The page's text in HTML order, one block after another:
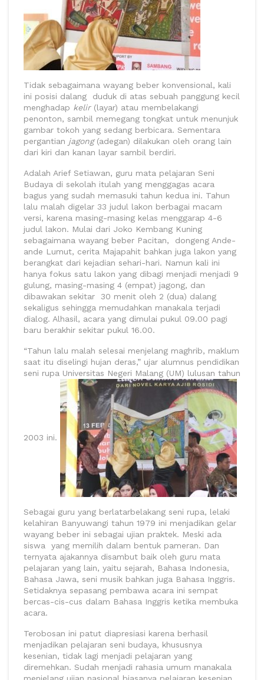
Tidak sebagaimana wayang beber konvensional, kali
ini posisi dalang duduk di atas sebuah panggung kecil
menghadap kelir (layar) atau membelakangi
penonton, sambil memegang tongkat untuk menunjuk
gambar tokoh yang sedang berbicara. Sementara
pergantian jagong (adegan) dilakukan oleh orang lain
dari kiri dan kanan layar sambil berdiri.
Adalah Arief Setiawan, guru mata pelajaran Seni
Budaya di sekolah itulah yang menggagas acara
bagus yang sudah memasuki tahun kedua ini. Tahun
lalu malah digelar 33 judul lakon berbagai macam
versi, karena masing-masing kelas menggarap 4-6
judul lakon. Mulai dari Joko Kembang Kuning
sebagaimana wayang beber Pacitan, dongeng Ande-
ande Lumut, cerita Majapahit bahkan juga lakon yang
berangkat dari kejadian sehari-hari. Namun kali ini
hanya fokus satu lakon yang dibagi menjadi menjadi 9
gulung, masing-masing 4 (empat) jagong, dan
dibawakan sekitar 30 menit oleh 2 (dua) dalang
sekaligus sehingga memudahkan manakala terjadi
dialog. Alhasil, acara yang dimulai pukul 09.00 pagi
baru berakhir sekitar pukul 16.00.
“Tahun lalu malah selesai menjelang maghrib, maklum
saat itu diselingi hujan deras,” ujar alumnus pendidikan
seni rupa Universitas Negeri Malang (UM) lulusan tahun
2003 ini.
Sebagai guru yang berlatarbelakang seni rupa, lelaki
kelahiran Banyuwangi tahun 1979 ini menjadikan gelar
wayang beber ini sebagai ujian praktek. Meski ada
siswa yang memilih dalam bentuk pameran. Dan
ternyata ajakannya disambut baik oleh guru mata
pelajaran yang lain, yaitu sejarah, Bahasa Indonesia,
Bahasa Jawa, seni musik bahkan juga Bahasa Inggris.
Setidaknya sepasang pembawa acara ini sempat
bercas-cis-cus dalam Bahasa Inggris ketika membuka
acara.
Terobosan ini patut diapresiasi karena berhasil
menjadikan pelajaran seni budaya, khususnya
kesenian, tidak lagi menjadi pelajaran yang
diremehkan. Sudah menjadi rahasia umum manakala
menjelang ujian nasional biasanya pelajaran kesenian